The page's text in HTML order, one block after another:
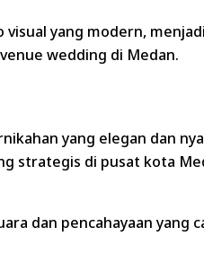
yang modern,
wedding di Medan.
yang elegan dan
strategis di pusat kota
dan pencahayaan yang